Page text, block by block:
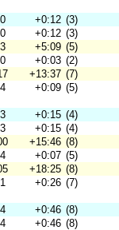
+0:12 (3)
+0:12 (3)
+5:09 (5)
+0:03 (2)
+13:37 (7)
+0:09 (5)
+0:15 (4)
+0:15 (4)
+15:46 (8)
+0:07 (5)
+18:25 (8)
+0:26 (7)
+0:46 (8)
+0:46 (8)